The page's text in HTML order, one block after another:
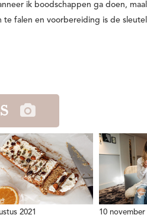
ik boodschappen ga doen,
te falen en voorbereiding is de sleutel
2021 10 november